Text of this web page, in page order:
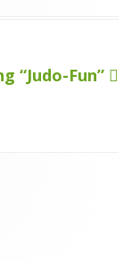
“Judo-Fun”